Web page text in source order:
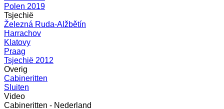
Polen 2019
Tsjechië
Železná Ruda-Alžbětín
Harrachov
Klatovy
Praag
Tsjechië 2012
Overig
Cabineritten
Sluiten
Video
Cabineritten - Nederland